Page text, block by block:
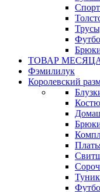
ТОВАР
Фэмилилук
Королевский